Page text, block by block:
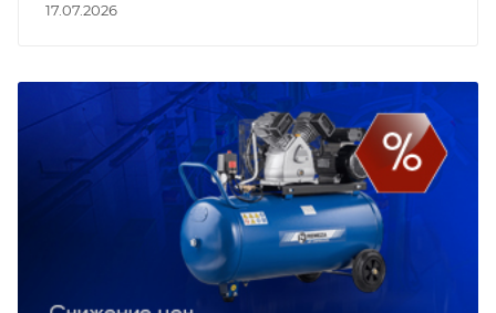
17.07.2026